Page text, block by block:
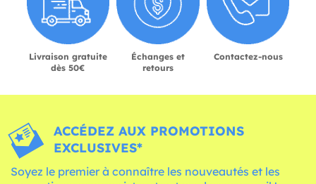
Livraison gratuite
dès 50€
Échanges et
retours
Contactez-nous
ACCÉDEZ AUX PROMOTIONS
EXCLUSIVES*
Soyez le premier à connaître les nouveautés et les